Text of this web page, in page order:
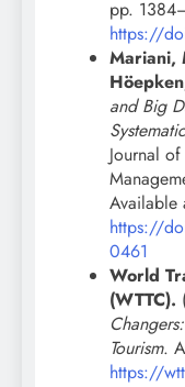
pp.
https://
Mariani,
and Big
Journal
Available
https://
0461
World
(WTTC).
Tourism.
https://